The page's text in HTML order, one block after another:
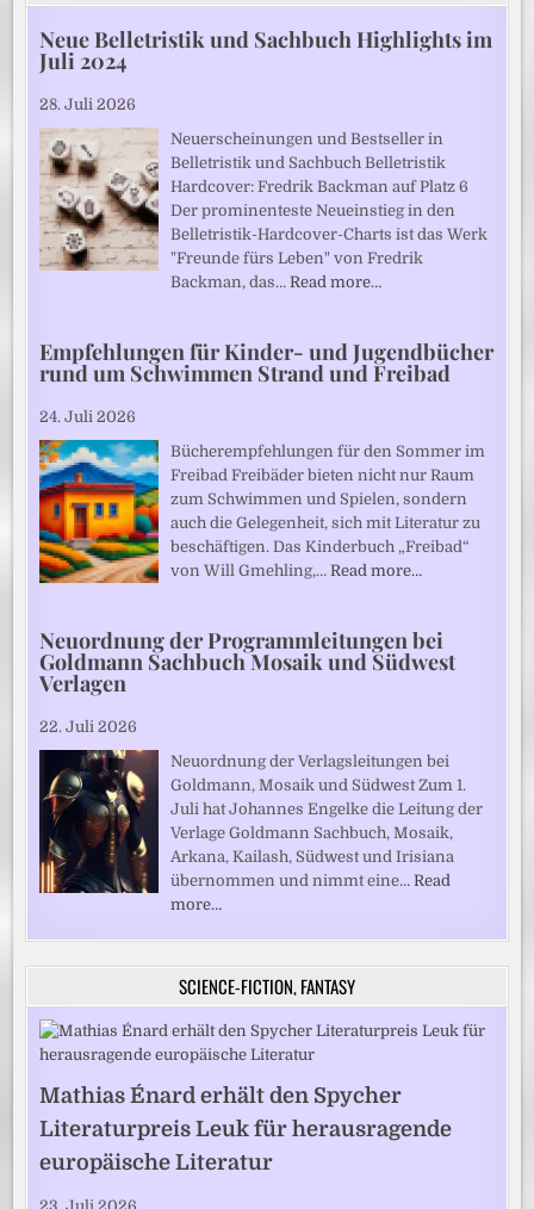
Neue Belletristik und Sachbuch Highlights im
Juli 2024
28. Juli 2026
Neuerscheinungen und Bestseller in
Belletristik und Sachbuch Belletristik
Hardcover: Fredrik Backman auf Platz 6
Der prominenteste Neueinstieg in den
Belletristik-Hardcover-Charts ist das Werk
"Freunde fürs Leben" von Fredrik
Backman, das…Read more…
Empfehlungen für Kinder- und Jugendbücher
rund um Schwimmen Strand und Freibad
24. Juli 2026
Bücherempfehlungen für den Sommer im
Freibad Freibäder bieten nicht nur Raum
zum Schwimmen und Spielen, sondern
auch die Gelegenheit, sich mit Literatur zu
beschäftigen. Das Kinderbuch „Freibad“
von Will Gmehling,…Read more…
Neuordnung der Programmleitungen bei
Goldmann Sachbuch Mosaik und Südwest
Verlagen
22. Juli 2026
Neuordnung der Verlagsleitungen bei
Goldmann, Mosaik und Südwest Zum 1.
Juli hat Johannes Engelke die Leitung der
Verlage Goldmann Sachbuch, Mosaik,
Arkana, Kailash, Südwest und Irisiana
übernommen und nimmt eine…Read
more…
SCIENCE-FICTION, FANTASY
Mathias Énard erhält den Spycher
Literaturpreis Leuk für herausragende
europäische Literatur